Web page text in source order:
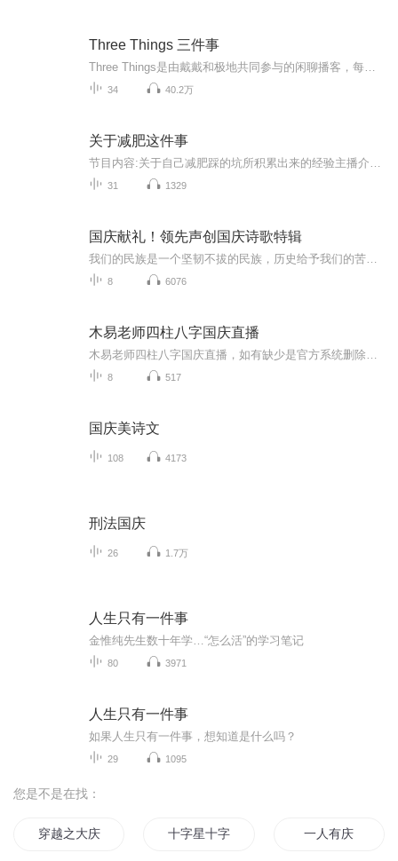
Three Things 三件事
34 40.2万
关于减肥这件事
31 1329
国庆献礼！领先声创国庆诗歌特辑
8 6076
木易老师四柱八字国庆直播
8 517
国庆美诗文
108 4173
刑法国庆
26 1.7万
人生只有一件事
金惟纯先生数十年学…“怎么活”的学习笔记
80 3971
人生只有一件事
如果人生只有一件事，想知道是什么吗？
29 1095
您是不是在找：
穿越之大庆帝国 十字星十字路 一人有庆